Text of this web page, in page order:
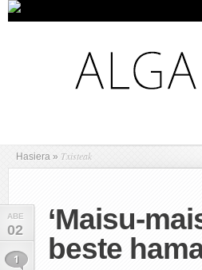
Hasiera » Txisteak
ABE
02
1
‘Maisu-
beste